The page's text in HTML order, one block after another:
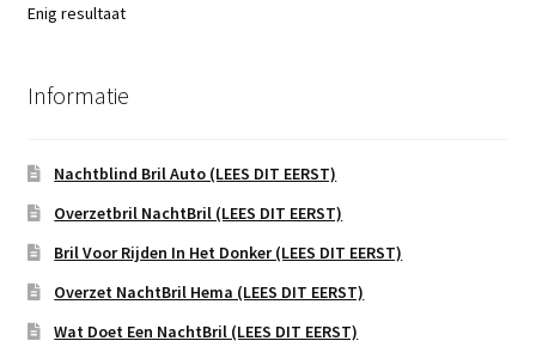
Enig resultaat
Informatie
Nachtblind Bril Auto (LEES DIT EERST)
Overzetbril NachtBril (LEES DIT EERST)
Bril Voor Rijden In Het Donker (LEES DIT EERST)
Overzet NachtBril Hema (LEES DIT EERST)
Wat Doet Een NachtBril (LEES DIT EERST)